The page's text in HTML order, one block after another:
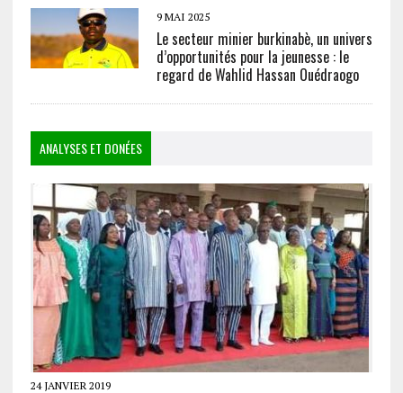
9 MAI 2025
Le secteur minier burkinabè, un univers
d’opportunités pour la jeunesse : le
regard de Wahlid Hassan Ouédraogo
ANALYSES ET DONÉES
24 JANVIER 2019